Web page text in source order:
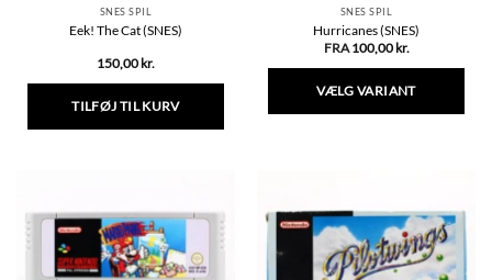
SNES SPIL
Eek! The Cat (SNES)
150,00 kr.
TILFØJ TIL KURV
SNES SPIL
Hurricanes (SNES)
FRA100,00 kr.
VÆLG VARIANT
Mulighederne
kan
vælges